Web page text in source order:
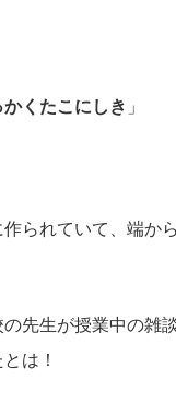
くたこにしき 」
られていて、端
先生が授業中の雑
は！